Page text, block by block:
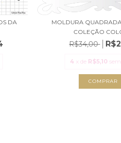
DA
MOLDURA QUADRADA
COLEÇÃO
R$34,00
4 x de R$5,10